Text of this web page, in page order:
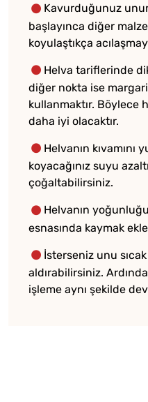
Kavurduğunuz
başlayınca diğer
koyulaştıkça
Helva tariflerinde
diğer nokta ise
kullanmaktır. Böylece
daha iyi olacaktır.
Helvanın
koyacağınız suyu
çoğaltabilirsiniz.
Helvanın
esnasında kaymak
İsterseniz unu
aldırabilirsiniz.
işleme aynı şekilde